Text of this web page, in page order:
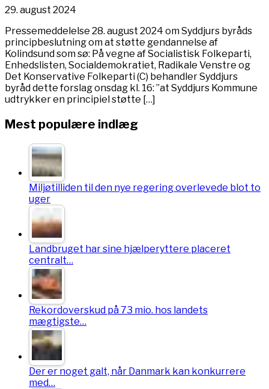
29. august 2024
Pressemeddelelse 28. august 2024 om Syddjurs byråds
principbeslutning om at støtte gendannelse af
Kolindsund som sø: På vegne af Socialistisk Folkeparti,
Enhedslisten, Socialdemokratiet, Radikale Venstre og
Det Konservative Folkeparti (C) behandler Syddjurs
byråd dette forslag onsdag kl. 16: ”at Syddjurs Kommune
udtrykker en principiel støtte […]
Mest populære indlæg
Miljøtilliden til den nye regering overlevede blot to
uger
Landbruget har sine hjælperyttere placeret
centralt…
Rekordoverskud på 73 mio. hos landets
mægtigste…
Der er noget galt, når Danmark kan konkurrere
med…